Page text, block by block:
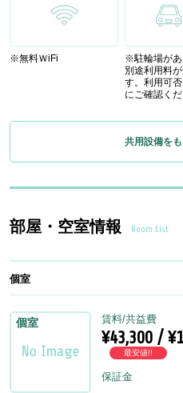
※無料ＷiFi
※駐輪場があ
別途利用料
す。利用可
にご確認くだ
共用設備を
部屋・空室情報 Room List
個室
個室 賃料/共益費
¥43,300 /
最安値!!
保証金